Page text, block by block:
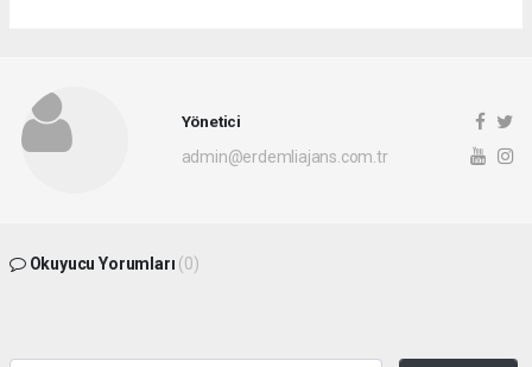
Yönetici
admin@erdemliajans.com.tr
Okuyucu Yorumları (0)